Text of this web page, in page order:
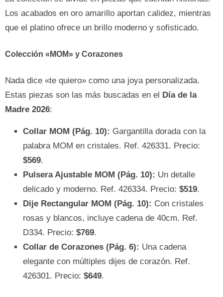
Los acabados en oro amarillo aportan calidez, mientras
que el platino ofrece un brillo moderno y sofisticado.
Colección «MOM» y Corazones
Nada dice «te quiero» como una joya personalizada.
Estas piezas son las más buscadas en el Día de la
Madre 2026:
Collar MOM (Pág. 10): Gargantilla dorada con la
palabra MOM en cristales. Ref. 426331. Precio:
$569.
Pulsera Ajustable MOM (Pág. 10): Un detalle
delicado y moderno. Ref. 426334. Precio: $519.
Dije Rectangular MOM (Pág. 10): Con cristales
rosas y blancos, incluye cadena de 40cm. Ref.
D334. Precio: $769.
Collar de Corazones (Pág. 6): Una cadena
elegante con múltiples dijes de corazón. Ref.
426301. Precio: $649.